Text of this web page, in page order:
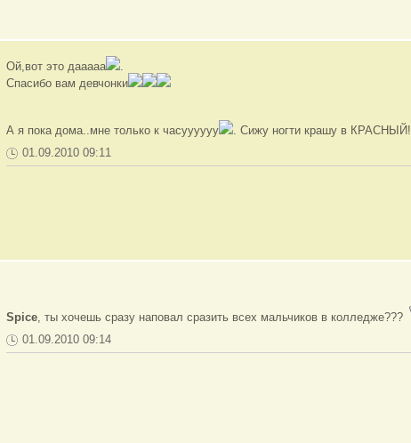
Ой,вот это дааааа
.
Спасибо вам девчонки
А я пока дома..мне только к часуууууу . Сижу ногти крашу в КРАСНЫЙ!
01.09.2010 09:11
Spice, ты хочешь сразу наповал сразить всех мальчиков в колледже???
01.09.2010 09:14